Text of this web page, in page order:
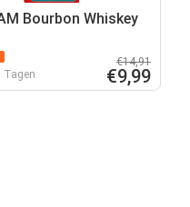
Bourbon Whiskey
Tagen
€14,91
€9,99